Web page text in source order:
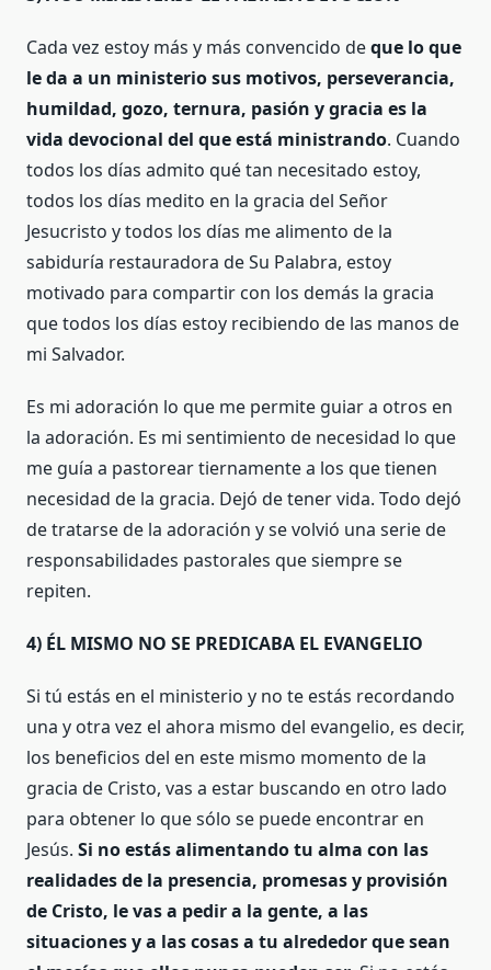
Cada vez estoy más y más convencido deque lo que
le da a un ministerio sus motivos, perseverancia,
humildad, gozo, ternura, pasión y gracia es la
vida devocional del que está ministrando. Cuando
todos los días admito qué tan necesitado estoy,
todos los días medito en la gracia del Señor
Jesucristo y todos los días me alimento de la
sabiduría restauradora de Su Palabra, estoy
motivado para compartir con los demás la gracia
que todos los días estoy recibiendo de las manos de
mi Salvador.
Es mi adoración lo que me permite guiar a otros en
la adoración. Es mi sentimiento de necesidad lo que
me guía a pastorear tiernamente a los que tienen
necesidad de la gracia. Dejó de tener vida. Todo dejó
de tratarse de la adoración y se volvió una serie de
responsabilidades pastorales que siempre se
repiten.
4) ÉL MISMO NO SE PREDICABA EL EVANGELIO
Si tú estás en el ministerio y no te estás recordando
una y otra vez el ahora mismo del evangelio, es decir,
los beneficios del en este mismo momento de la
gracia de Cristo, vas a estar buscando en otro lado
para obtener lo que sólo se puede encontrar en
Jesús. Si no estás alimentando tu alma con las
realidades de la presencia, promesas y provisión
de Cristo, le vas a pedir a la gente, a las
situaciones y a las cosas a tu alrededor que sean